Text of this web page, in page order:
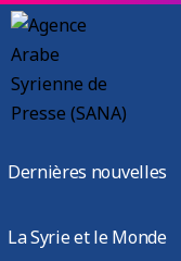
Dernières nouvelles
La Syrie et le Monde